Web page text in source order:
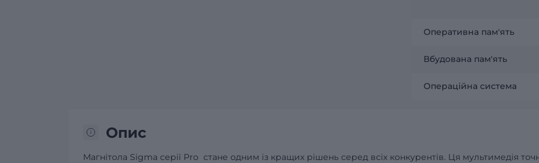
Оперативна пам'ять
Вбудована пам'ять
Операційна система
Опис
Магнітола Sigma серії Pro стане одним із кращих рішень серед всіх конкурентів. Ця мультимедія